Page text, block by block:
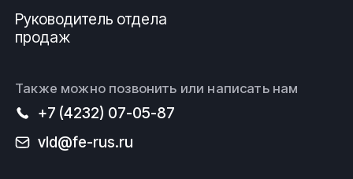
Руководитель отдела
продаж
Также можно позвонить или написать нам
+7 (4232) 07-05-87
vld@fe-rus.ru